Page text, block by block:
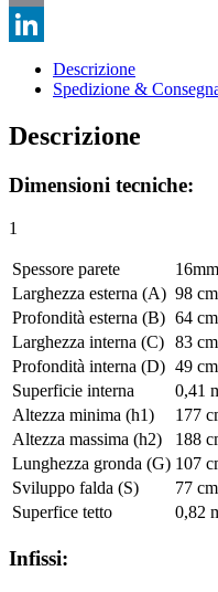
Email
LinkedIn
Descrizione
Spedizione &
Descrizione
Dimensioni tecniche:
1
Spessore parete
16mm
Larghezza esterna (A) 98 cm
Profondità esterna (B) 64 cm
Larghezza interna (C) 83 cm
Profondità interna (D) 49 cm
Superficie interna
0,41
Altezza minima (h1)
177
Altezza massima (h2)
188
Lunghezza gronda (G) 107
Sviluppo falda (S)
77 cm
Superfice tetto
0,82
Infissi: